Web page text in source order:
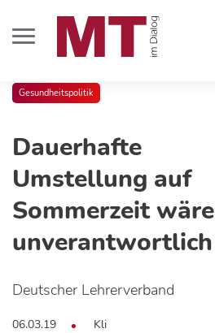
Gesundheitspolitik
Dauerhafte
Umstellung auf
Sommerzeit wäre
unverantwortlich
Deutscher Lehrerverband
06.03.19 Kli